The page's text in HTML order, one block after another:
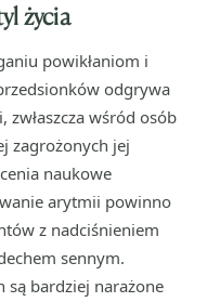
życia
powikłaniom i
odgrywa
wśród osób
zagrożonych jej
naukowe
arytmii powinno
z nadciśnieniem
sennym.
są bardziej narażone